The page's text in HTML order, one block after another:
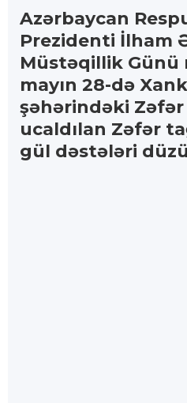
Azərbaycan
Prezidenti İlham
Müstəqillik Günü
mayın 28-də
şəhərindəki Zəfər
ucaldılan Zəfər
gül dəstələri